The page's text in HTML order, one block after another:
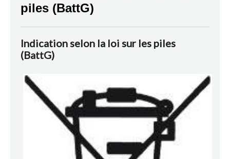
piles (BattG)
Indication selon la loi sur les piles
(BattG)